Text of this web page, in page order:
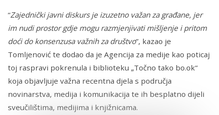
“Zajednički javni diskurs je izuzetno važan za građane, jer
im nudi prostor gdje mogu razmjenjivati mišljenje i pritom
doći do konsenzusa važnih za društvo”, kazao je
Tomljenović te dodao da je Agencija za medije kao poticaj
toj raspravi pokrenula i biblioteku „Točno tako bo.ok“
koja objavljuje važna recentna djela s područja
novinarstva, medija i komunikacija te ih besplatno dijeli
sveučilištima, medijima i knjižnicama.